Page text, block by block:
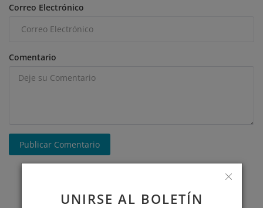
UNIRSE AL BOLETÍN
Correo Electrónico
Comentario
Publicar Comentario